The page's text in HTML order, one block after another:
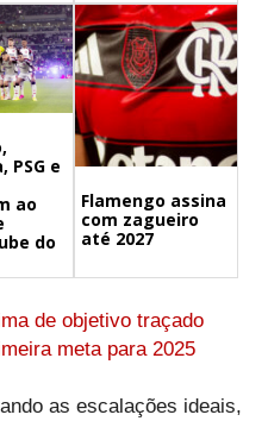
PSG e
ao
do
Flamengo assina
com zagueiro
até 2027
de objetivo traçado
meta para 2025
as escalações ideais,